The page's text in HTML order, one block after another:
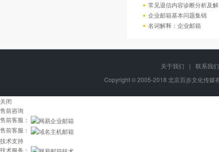
常见退信内容诊断分析及
企业邮箱基本问题集锦
名词解释：企业邮箱
关于我们 |
联系我们
Copyright © 2005-2018 北京百步文化传
关闭
售前咨询
售前客服：
售前客服：
技术支持
技术服务：